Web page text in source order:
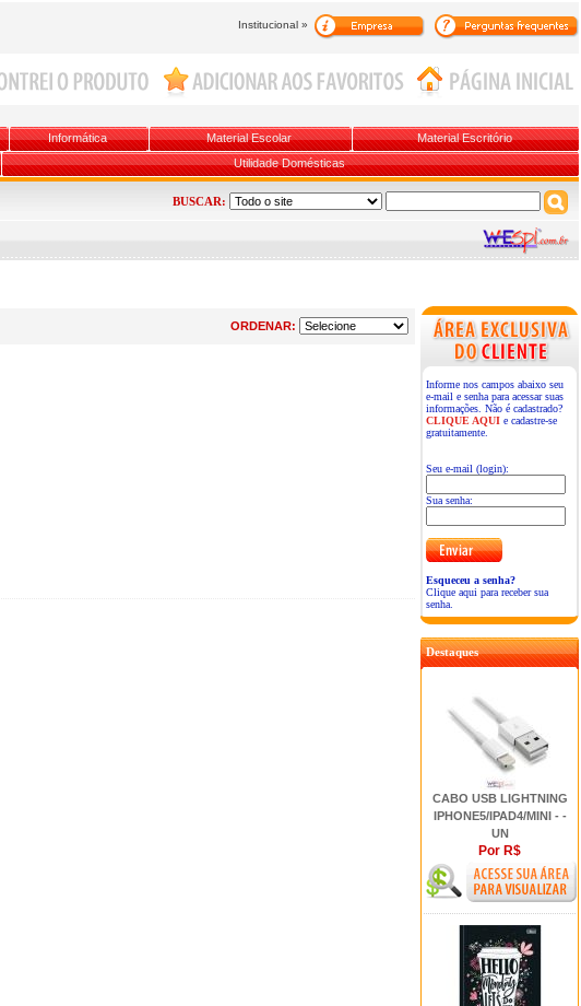
Institucional »
Informática Material Escolar
Material Escritório
Utilidade Domésticas
BUSCAR:
Informe nos campos abaixo seu
e-mail e senha para acessar suas
informações. Não é cadastrado?
CLIQUE AQUI e cadastre-se
gratuitamente.
Seu e-mail (login):
Sua senha:
Esqueceu a senha?
Clique aqui para receber sua
senha.
Destaques
CABO USB LIGHTNING
IPHONE5/IPAD4/MINI - -
UN
Por R$
ORDENAR: